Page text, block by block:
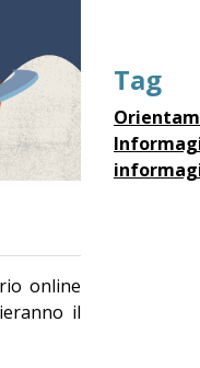
online
il
Tag